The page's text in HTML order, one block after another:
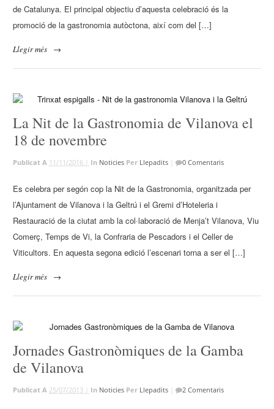
de Catalunya. El principal objectiu d’aquesta celebració és la
promoció de la gastronomia autòctona, així com del […]
Llegir més →
La Nit de la Gastronomia de Vilanova el
18 de novembre
Publicat A 11/11/2016 | In Noticies Per Llepadits 0 Comentaris
Es celebra per segón cop la Nit de la Gastronomia, organitzada per
l’Ajuntament de Vilanova i la Geltrú i el Gremi d’Hoteleria i
Restauració de la ciutat amb la col·laboració de Menja’t Vilanova, Viu
Comerç, Temps de Vi, la Confraria de Pescadors i el Celler de
Viticultors. En aquesta segona edició l’escenari torna a ser el […]
Llegir més →
Jornades Gastronòmiques de la Gamba
de Vilanova
Publicat A 25/07/2013 | In Noticies Per Llepadits 2 Comentaris